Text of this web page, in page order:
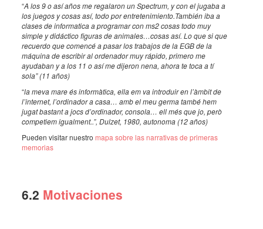
“A los 9 o así años me regalaron un Spectrum, y con el jugaba a
los juegos y cosas así, todo por entretenimiento.También iba a
clases de informatica a programar con ms2 cosas todo muy
simple y didáctico figuras de animales…cosas así. Lo que si que
recuerdo que comencé a pasar los trabajos de la EGB de la
máquina de escribir al ordenador muy rápido, primero me
ayudaban y a los 11 o así me dijeron nena, ahora te toca a tí
sola” (11 años)
“la meva mare és informàtica, ella em va introduir en l’àmbit de
l’internet, l’ordinador a casa… amb el meu germa també hem
jugat bastant a jocs d’ordinador, consola… ell més que jo, però
competiem igualment..”, Dulzet, 1980, autonoma (12 años)
Pueden visitar nuestromapa sobre las narrativas de primeras
memorias
6.2 Motivaciones